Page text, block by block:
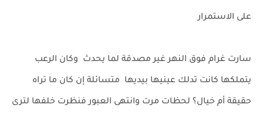
على الاستمرار
سارت غرام فوق النهر غير مصدقة لما يحدث وكان الرعب
يتملكها كانت تدلك عينيها بيديها متسائلة إن كان ما تراه
حقيقة أم خيال؟ لحظات مرت وانتهى العبور فنظرت خلفها لترى